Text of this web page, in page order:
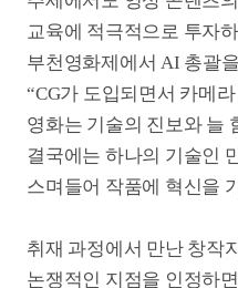
영화산업혁신 AI영상제
Related Posts